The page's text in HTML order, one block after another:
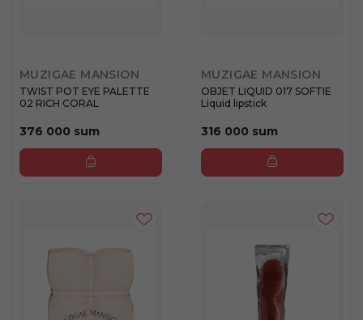
MUZIGAE MANSION
TWIST POT EYE PALETTE
02 RICH CORAL
376 000 sum
MUZIGAE MANSION
OBJET LIQUID 017 SOFTIE
Liquid lipstick
316 000 sum